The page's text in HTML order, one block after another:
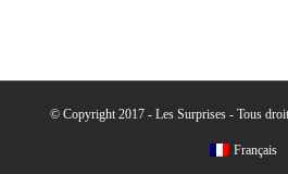
© Copyright 2017 - Les Surprises - Tous
Français